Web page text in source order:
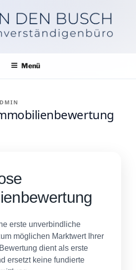
Menü
erste unverbindliche
möglichen Marktwert Ihrer
dient als erste
ersetzt keine fundierte